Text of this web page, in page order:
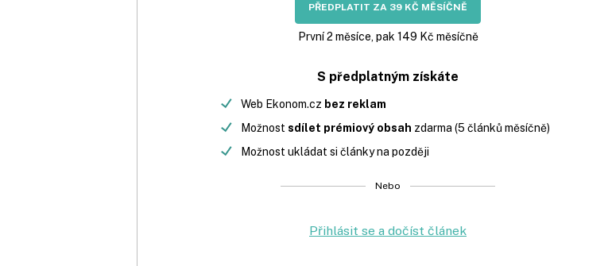
PŘEDPLATIT ZA 39 KČ MĚSÍČNĚ
První 2 měsíce, pak 149 Kč měsíčně
S předplatným získáte
Web Ekonom.cz bez reklam
Možnost sdílet prémiový obsah zdarma (5 článků měsíčně)
Možnost ukládat si články na později
Nebo
Přihlásit se a dočíst článek